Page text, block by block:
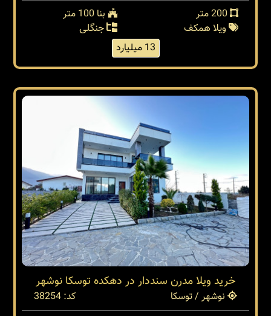
بنا 100 متر
ویلا همکف
جنگلی
13 میلیارد
خرید ویلا مدرن سنددار در دهکده توسکا نوشهر
نوشهر / توسکا
کد: 38254